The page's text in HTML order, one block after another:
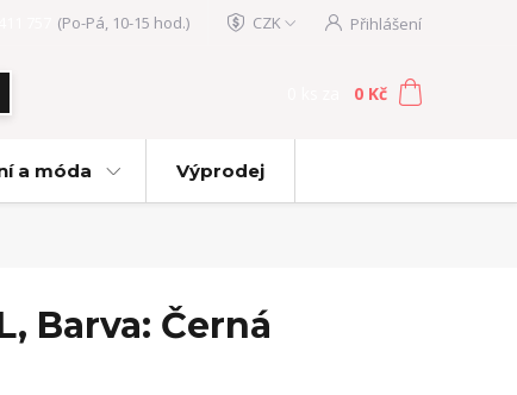
CZK Přihlášení
(Po-Pá, 10-15 hod.)
0 Kč
a móda Výprodej
Barva: Černá